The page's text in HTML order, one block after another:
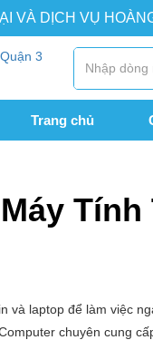
VÀ DỊCH VỤ
Trang chủ
Tính
và laptop để làm việc
chuyên cung